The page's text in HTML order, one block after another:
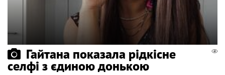
Гайтана показала рідкісне
селфі з єдиною донькою